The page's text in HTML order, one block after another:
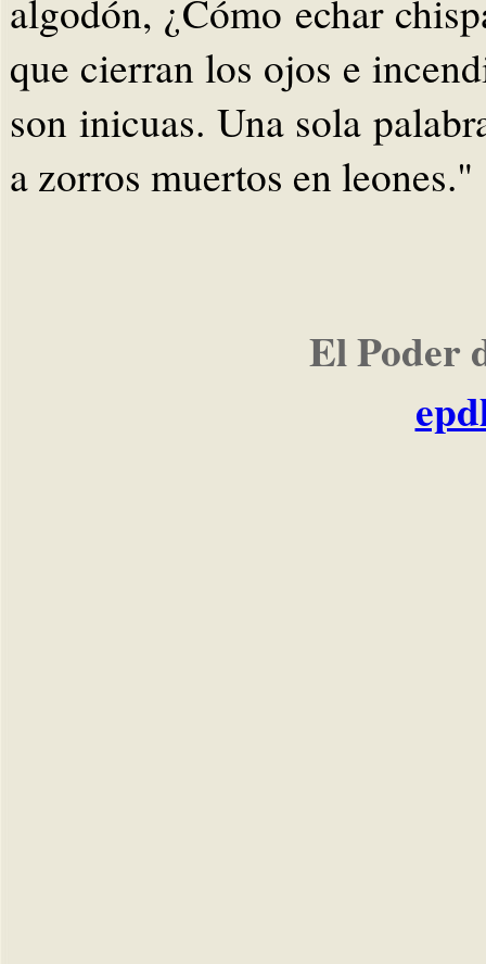
algodón, ¿Cómo echar
que cierran los ojos e
son inicuas. Una sola
a zorros muertos en leones."
El Poder